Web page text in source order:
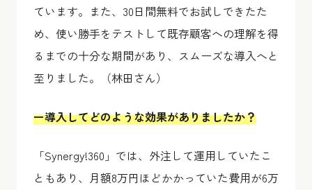
ています。また、30日間無料でお試しできたた
め、使い勝手をテストして既存顧客への理解を得
るまでの十分な期間があり、スムーズな導入へと
至りました。（林田さん）
ー導入してどのような効果がありましたか？
「Synergy!360」では、外注して運用していたこ
ともあり、月額8万円ほどかかっていた費用が6万